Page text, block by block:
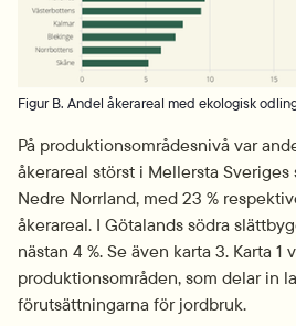
Figur B. Andel åkerareal med ekologisk
På produktionsområdesnivå var
åkerareal störst i Mellersta
Nedre Norrland, med 23 %
åkerareal. I Götalands södra
nästan 4 %. Se även karta 3. Karta
produktionsområden, som delar in
förutsättningarna för jordbruk.